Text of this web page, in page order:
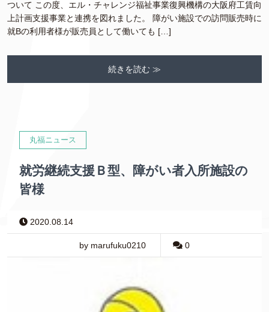
ついて この度、エル・チャレンジ福祉事業復興機構の大阪府工賃向
上計画支援事業と連携を図れました。 障がい施設での訪問販売時に
就Bの利用者様が販売員として働いても […]
続きを読む ≫
丸福ニュース
就労継続支援Ｂ型、障がい者入所施設の
皆様
2020.08.14
by marufuku0210 0